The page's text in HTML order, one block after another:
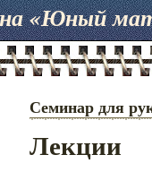
«Юный
Семинар для
Лекции